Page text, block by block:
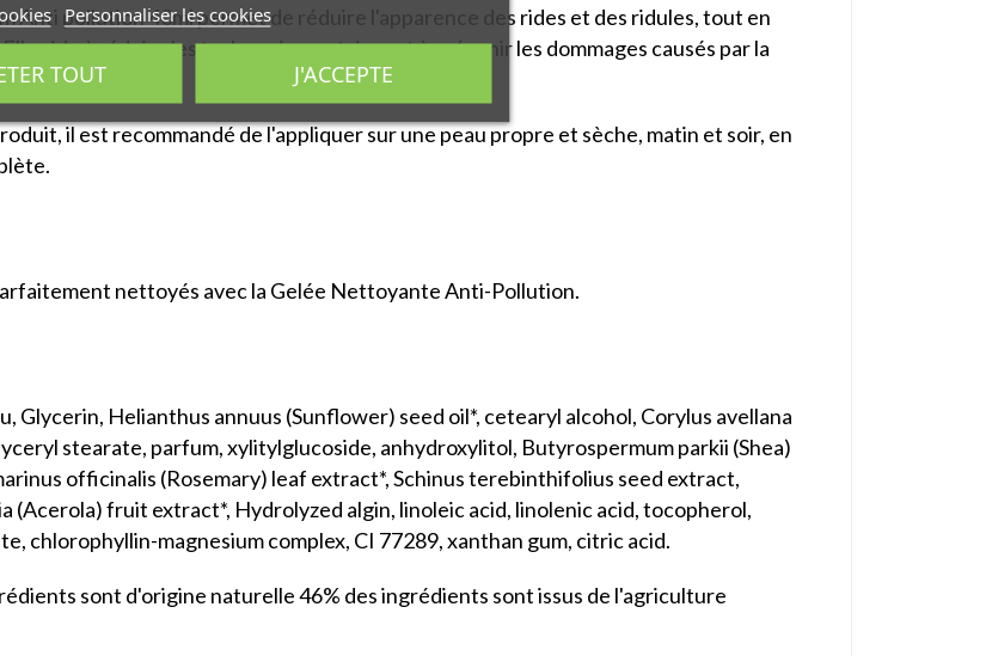
Anti pollution 40ml permet de réduire l'apparence des rides et des ridules, tout en
aide à réduire les taches pigmentaires et à prévenir les dommages causés par la
il est recommandé de l'appliquer sur une peau propre et sèche, matin et soir, en
nettoyés avec la Gelée Nettoyante Anti-Pollution.
Glycerin, Helianthus annuus (Sunflower) seed oil*, cetearyl alcohol, Corylus avellana
stearate, parfum, xylitylglucoside, anhydroxylitol, Butyrospermum parkii (Shea)
officinalis (Rosemary) leaf extract*, Schinus terebinthifolius seed extract,
(Acerola) fruit extract*, Hydrolyzed algin, linoleic acid, linolenic acid, tocopherol,
chlorophyllin-magnesium complex, CI 77289, xanthan gum, citric acid.
sont d'origine naturelle 46% des ingrédients sont issus de l'agriculture
Personnaliser les cookies
TOUT J'ACCEPTE